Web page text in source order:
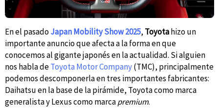
En el pasadoJapan Mobility Show 2025, Toyotahizo un
importante anuncio que afecta a la forma en que
conocemos al gigante japonés en la actualidad. Si alguien
nos habla deToyota Motor Company(TMC), principalmente
podemos descomponerla en tres importantes fabricantes:
Daihatsu en la base de la pirámide, Toyota como marca
generalista y Lexus como marcapremium.